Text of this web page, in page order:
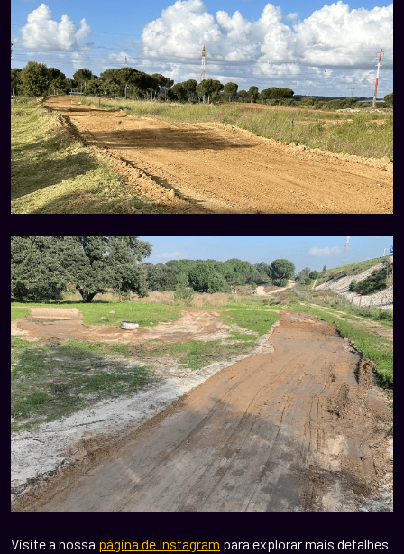
Visite a nossa página de Instagram para explorar mais detalhes